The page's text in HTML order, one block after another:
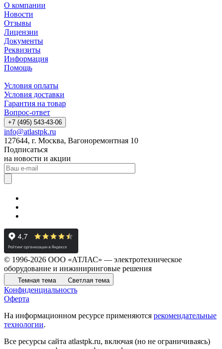
О компании
Новости
Отзывы
Лицензии
Документы
Реквизиты
Информация
Помощь
Условия оплаты
Условия доставки
Гарантия на товар
Вопрос-ответ
+7 (495) 543-43-06
info@atlastpk.ru
127644, г. Москва, Вагоноремонтная 10
Подписаться
на новости и акции
© 1996-2026 ООО «АТЛАС» — электротехническое
оборудование и инжиниринговые решения
Темная тема Светлая тема
Конфиденциальность
Оферта
На информационном ресурсе применяются рекомендательные
технологии.
Все ресурсы сайта atlastpk.ru, включая (но не ограничиваясь)